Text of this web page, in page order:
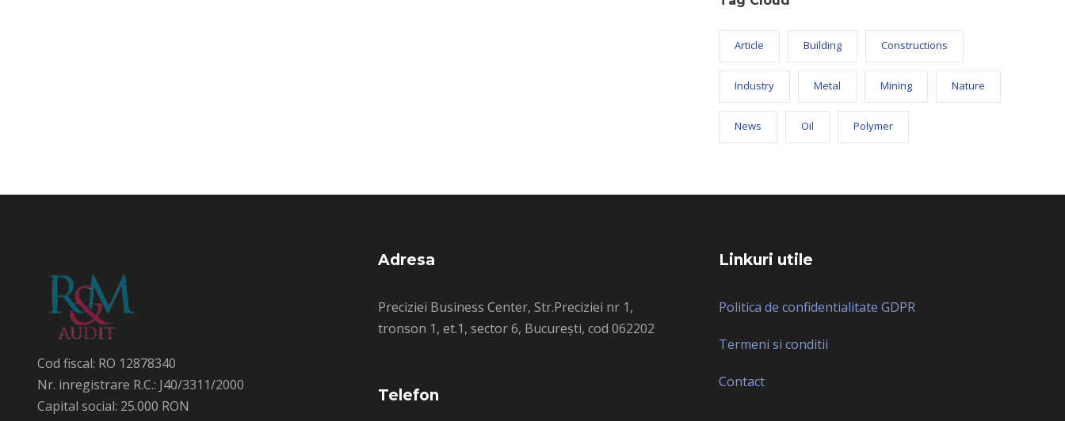
Article Building Constructions
Industry Metal Mining Nature
News Oil Polymer
Cod fiscal: RO 12878340
Nr. inregistrare R.C.: J40/3311/2000
Capital social: 25.000 RON
Adresa
Preciziei Business Center, Str.Preciziei nr 1,
tronson 1, et.1, sector 6, București, cod 062202
Telefon
Linkuri utile
Politica de confidentialitate GDPR
Termeni si conditii
Contact